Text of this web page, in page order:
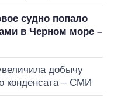
судно попало
в Черном море –
добычу
конденсата – СМИ